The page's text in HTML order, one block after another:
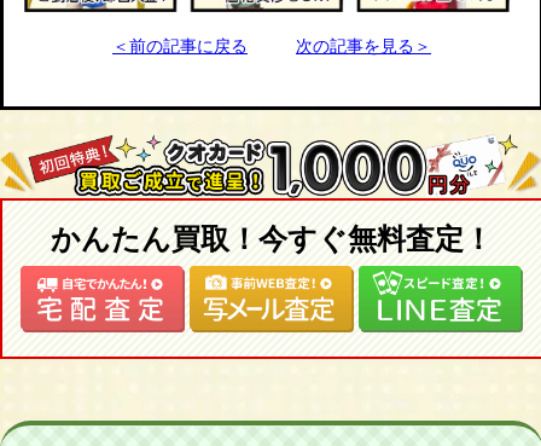
＜前の記事に戻る 次の記事を見る＞
かんたん買取！今すぐ無料査定！